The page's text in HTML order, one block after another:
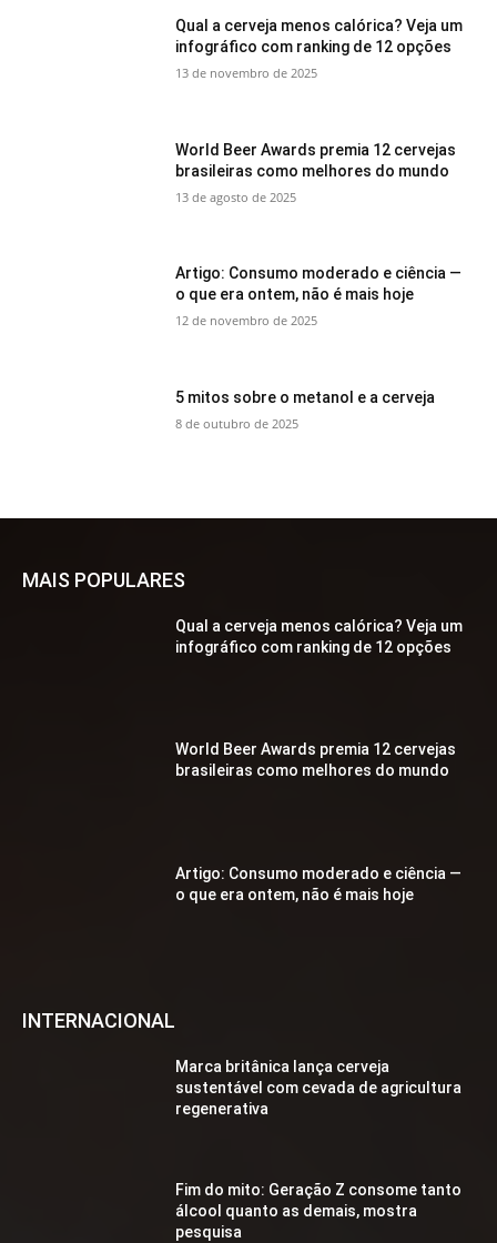
Qual a cerveja menos calórica? Veja um
infográfico com ranking de 12 opções
13 de novembro de 2025
World Beer Awards premia 12 cervejas
brasileiras como melhores do mundo
13 de agosto de 2025
Artigo: Consumo moderado e ciência —
o que era ontem, não é mais hoje
12 de novembro de 2025
5 mitos sobre o metanol e a cerveja
8 de outubro de 2025
MAIS POPULARES
Qual a cerveja menos calórica? Veja um
infográfico com ranking de 12 opções
World Beer Awards premia 12 cervejas
brasileiras como melhores do mundo
Artigo: Consumo moderado e ciência —
o que era ontem, não é mais hoje
INTERNACIONAL
Marca britânica lança cerveja
sustentável com cevada de agricultura
regenerativa
Fim do mito: Geração Z consome tanto
álcool quanto as demais, mostra
pesquisa